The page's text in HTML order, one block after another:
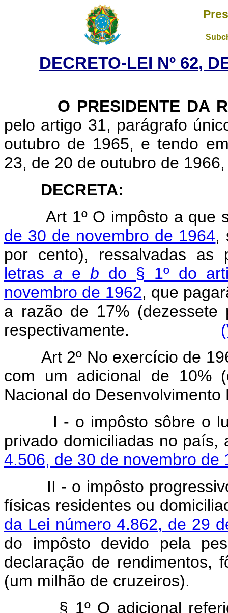
DECRETO-LEI Nº 62,
O PRESIDENTE DA
pelo artigo 31, parágrafo
outubro de 1965, e tendo
23, de 20 de outubro de 1966,
DECRETA:
Art 1º O impôsto a que
de 30 de novembro de 1964,
por cento), ressalvadas as
letras a e b do § 1º do
novembro de 1962, que
a razão de 17%
respectivamente.
Art 2º No exercício de
com um adicional de 10%
Nacional do
I - o impôsto sôbre o
privado domiciliadas no
4.506, de 30 de novembro de
II - o impôsto
físicas residentes ou
da Lei número 4.862, de 29
do impôsto devido pela
declaração de rendimentos,
(um milhão de cruzeiros).
§ 1º O adicional